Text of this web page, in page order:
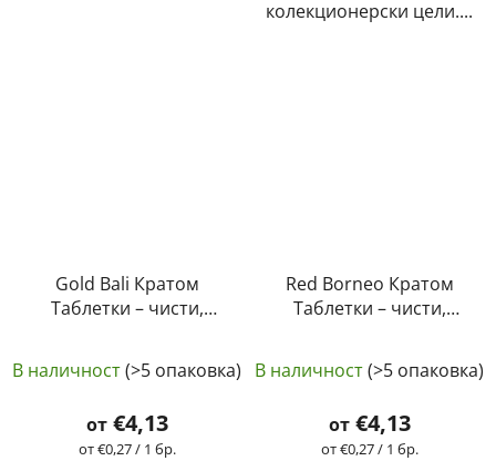
колекционерски цели....
Gold Bali Кратом
Таблетки – чисти,
тествани | GreenGuru
В наличност(>5 опаковка)
от€4,13
Измерване
от €0,27 / 1 бр.
Red Borneo Кратом
Таблетки – чисти,
тествани | GreenGuru
В наличност(>5 опаковка)
от€4,13
Измерване
от €0,27 / 1 бр.